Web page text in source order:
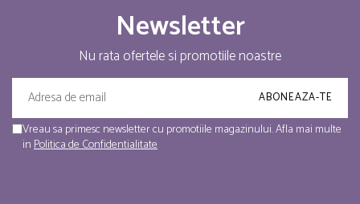
Newsletter
Nu rata ofertele si promotiile noastre
Vreau sa primesc newsletter cu promotiile magazinului. Afla mai multe
inPolitica de Confidentialitate